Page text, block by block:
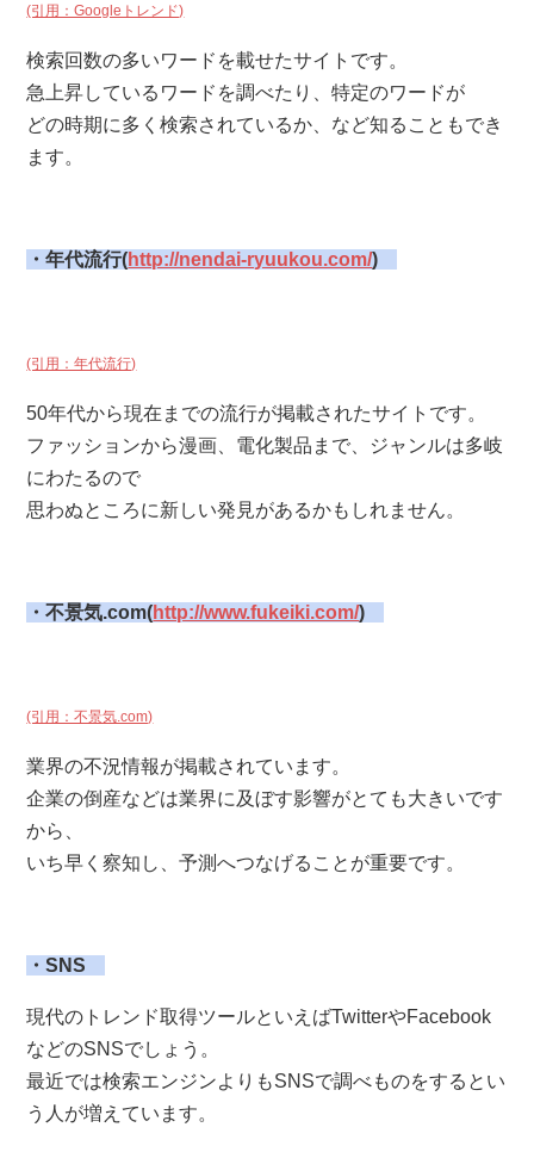
(引用：Googleトレンド)
検索回数の多いワードを載せたサイトです。
急上昇しているワードを調べたり、特定のワードが
どの時期に多く検索されているか、など知ることもでき
ます。
・年代流行(http://nendai-ryuukou.com/)
(引用：年代流行)
50年代から現在までの流行が掲載されたサイトです。
ファッションから漫画、電化製品まで、ジャンルは多岐
にわたるので
思わぬところに新しい発見があるかもしれません。
・不景気.com(http://www.fukeiki.com/)
(引用：不景気.com)
業界の不況情報が掲載されています。
企業の倒産などは業界に及ぼす影響がとても大きいです
から、
いち早く察知し、予測へつなげることが重要です。
・SNS
現代のトレンド取得ツールといえばTwitterやFacebook
などのSNSでしょう。
最近では検索エンジンよりもSNSで調べものをするとい
う人が増えています。